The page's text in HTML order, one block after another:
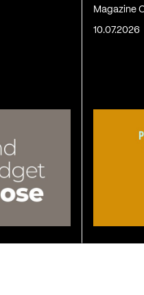
Magazine
10.07.2026